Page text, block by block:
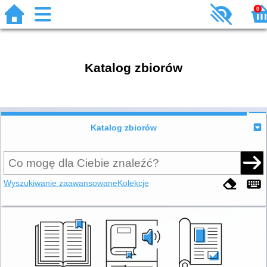
0
Katalog zbiorów
Katalog zbiorów
Wyszukiwanie zaawansowaneKolekcje